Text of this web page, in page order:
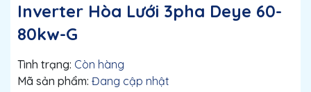
Inverter Hòa Lưới 3pha Deye 60-
80kw-G
Tình trạng: Còn hàng
Mã sản phẩm: Đang cập nhật